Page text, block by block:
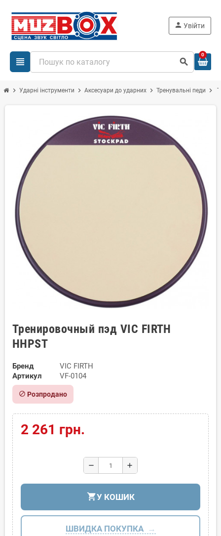
view_headline search
person Увійти
0
chevron_right Ударні інструменти chevron_right Аксесуари до ударних chevron_right Тренувальні педи chevron_right
Тренировочный пэд VIC FIRTH
HHPST
Бренд
VIC FIRTH
Артикул
VF-0104
block Розпродано
2 261 грн.
remove add
shopping_cartУ КОШИК
ШВИДКА ПОКУПКА